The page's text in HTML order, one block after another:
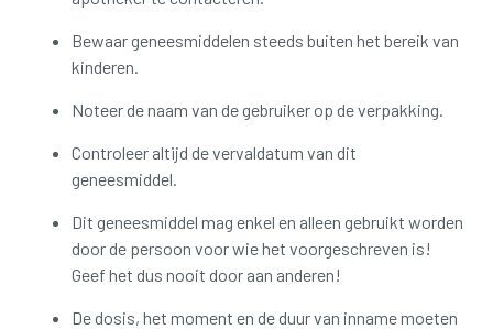
Bewaar geneesmiddelen steeds buiten het bereik van
kinderen.
Noteer de naam van de gebruiker op de verpakking.
Controleer altijd de vervaldatum van dit
geneesmiddel.
Dit geneesmiddel mag enkel en alleen gebruikt worden
door de persoon voor wie het voorgeschreven is!
Geef het dus nooit door aan anderen!
De dosis, het moment en de duur van inname moeten